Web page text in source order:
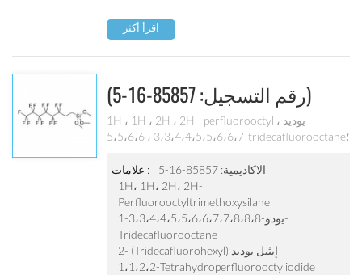
اقرأ أكثر
(رقم التسجيل: 85857-16-5)
1H ، 1H ، 2H ، 2H - perfluorooctyl يوديد ،
3،3،4،4،5،5،6،6،7 ، 5،5،6،6-tridecafluorooctane؛
tridecafluorooctane؛ 2- (tridecafluorohexyl) إيثيل
يوديد، 1،1،2،2-tetrahydroperfluorooctyliodide،
1،1،1،2،2،3،3،4،4،5،5،6،6-tridecafluoro-8-
iodooctane، 97٪، 1H، 1H ، 2H، 2H-1-
iodoperfluorooctane، 8-
يودو-1،1،1،2،2،3،3،4،4،5،5،6،6-
tridecafluorooctane
علامات :
الاكاديمية: 85857-16-5
1H، 1H، 2H، 2H-
Perfluorooctyltrimethoxysilane
1-يودو-3،3،4،4،5،5،6،6،7،7،8،8،8-
Tridecafluorooctane
2- (tridecafluorohexyl) إيثيل يوديد
1،1،2،2-Tetrahydroperfluorooctyliodide